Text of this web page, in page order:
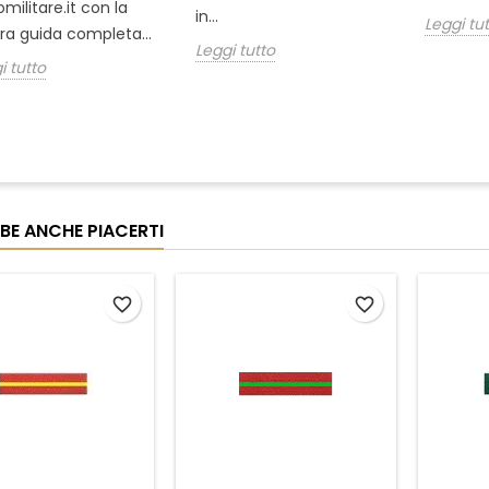
con la
guida completa...
tutto
in...
Leggi tutto
Leggi
ANCHE PIACERTI
favorite_border favorite_border